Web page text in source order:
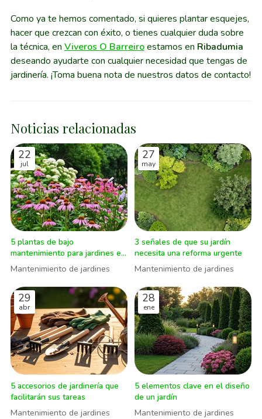
Como ya te hemos comentado, si quieres plantar esquejes,
hacer que crezcan con éxito, o tienes cualquier duda sobre
la técnica, en Viveros O Barreiroestamos en Ribadumia
deseando ayudarte con cualquier necesidad que tengas de
jardinería. ¡Toma buena nota de nuestros datos de contacto!
Noticias relacionadas
22
jul
5 plantas de bajo
mantenimiento para jardines en
verano
Mantenimiento de jardines
27
may
3 señales de que su jardín
necesita una reforma urgente
Mantenimiento de jardines
29
abr
5 accesorios de jardinería que
facilitarán sus tareas
Mantenimiento de jardines
28
ene
5 elementos clave en el diseño
de un jardín
Mantenimiento de jardines